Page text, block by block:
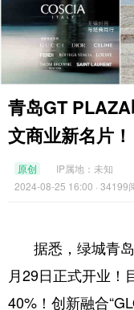
青岛GT
文商业新名片！
原创 IP属地： 未知
2024-08-25 16:00 · 34199
据悉，绿城青
月29日正式开业！
40%！创新融合